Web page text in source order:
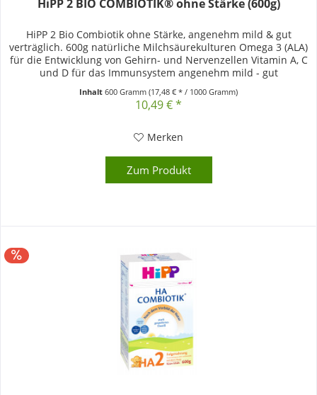
HiPP 2 BIO COMBIOTIK® ohne Stärke (600g)
HiPP 2 Bio Combiotik ohne Stärke, angenehm mild & gut
verträglich. 600g natürliche Milchsäurekulturen Omega 3 (ALA)
für die Entwicklung von Gehirn- und Nervenzellen Vitamin A, C
und D für das Immunsystem angenehm mild - gut
Inhalt600 Gramm(17,48 € * / 1000 Gramm)
10,49 € *
Merken
Zum Produkt